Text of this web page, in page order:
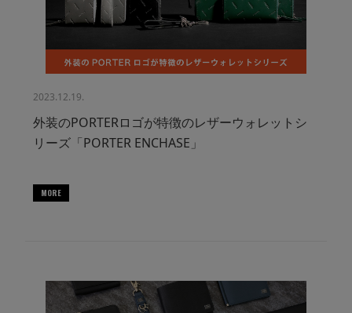
2023.12.19.
外装のPORTERロゴが特徴のレザーウォレットシ
リーズ「PORTER ENCHASE」
MORE